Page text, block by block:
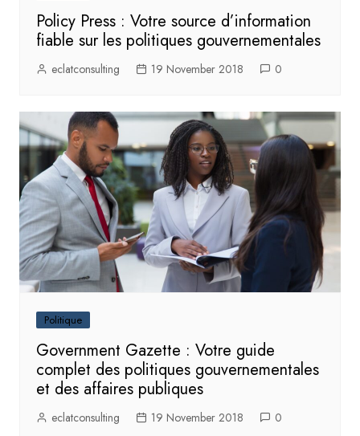
Policy Press : Votre source d’information
fiable sur les politiques gouvernementales
eclatconsulting 19 November 2018 0
Politique
Government Gazette : Votre guide
complet des politiques gouvernementales
et des affaires publiques
eclatconsulting 19 November 2018 0